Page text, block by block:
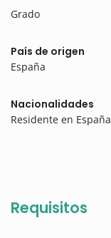
Grado
País de origen
España
Nacionalidades
Residente en España
Requisitos